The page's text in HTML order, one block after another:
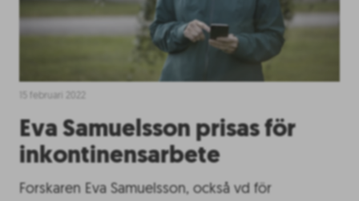
Eva Samuelsson prisas för
inkontinensarbete
Forskaren Eva Samuelsson, också vd för